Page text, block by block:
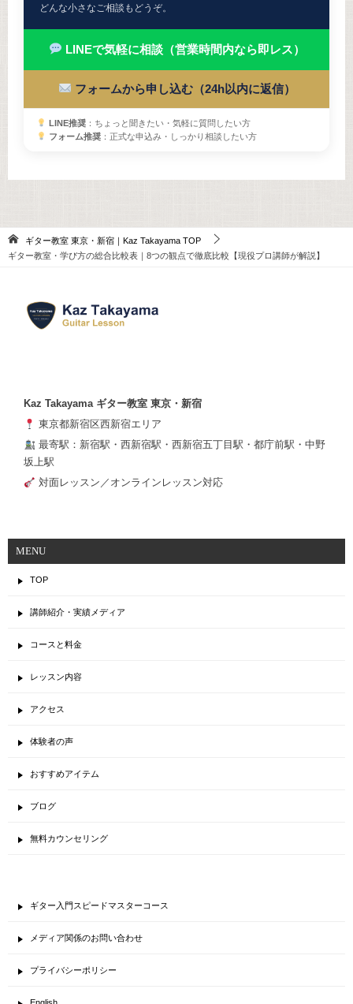
どんな小さなご相談もどうぞ。
LINEで気軽に相談（営業時間内なら即レス）
フォームから申し込む（24h以内に返信）
LINE推奨：ちょっと聞きたい・気軽に質問したい方
フォーム推奨：正式な申込み・しっかり相談したい方
ギター教室 東京・新宿｜Kaz Takayama TOP
ギター教室・学び方の総合比較表｜8つの観点で徹底比較【現役プロ講師が解説】
Kaz Takayama ギター教室 東京・新宿
東京都新宿区西新宿エリア
最寄駅：新宿駅・西新宿駅・西新宿五丁目駅・都庁前駅・中野
坂上駅
対面レッスン／オンラインレッスン対応
MENU
TOP
講師紹介・実績メディア
コースと料金
レッスン内容
アクセス
体験者の声
おすすめアイテム
ブログ
無料カウンセリング
ギター入門スピードマスターコース
メディア関係のお問い合わせ
プライバシーポリシー